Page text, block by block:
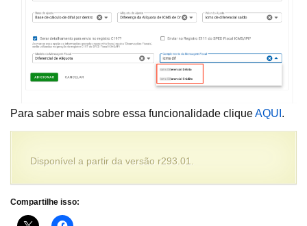
Para saber mais sobre essa funcionalidade cliqueAQUI .
Disponível a partir da versão r293.01.
Compartilhe isso: